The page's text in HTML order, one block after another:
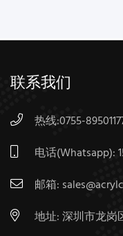
联系我们
热线:0755-
电话(Whatsapp):
邮箱:
地址: 深圳市龙岗